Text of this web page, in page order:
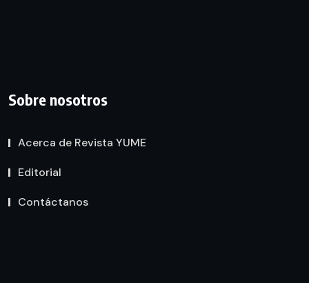
Sobre nosotros
Acerca de Revista YUME
Editorial
Contáctanos